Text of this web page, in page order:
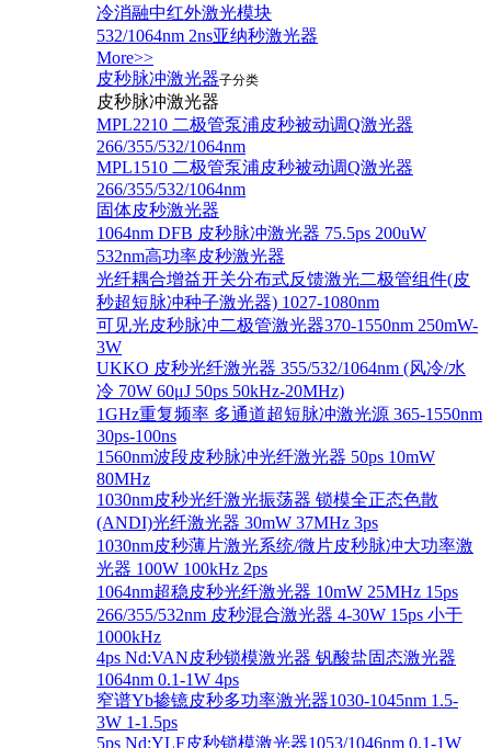
冷消融中红外激光模块
532/1064nm 2ns亚纳秒激光器
More>>
皮秒脉冲激光器子分类
皮秒脉冲激光器
​MPL2210 二极管泵浦皮秒被动调Q激光器
266/355/532/1064nm
MPL1510 二极管泵浦皮秒被动调Q激光器
266/355/532/1064nm
固体皮秒激光器
1064nm DFB 皮秒脉冲激光器 75.5ps 200uW
532nm高功率皮秒激光器
光纤耦合增益开关分布式反馈激光二极管组件(皮
秒超短脉冲种子激光器) 1027-1080nm
可见光皮秒脉冲二极管激光器370-1550nm 250mW-
3W
UKKO 皮秒光纤激光器 355/532/1064nm (风冷/水
冷 70W 60μJ 50ps 50kHz-20MHz)
1GHz重复频率 多通道超短脉冲激光源 365-1550nm
30ps-100ns
1560nm波段皮秒脉冲光纤激光器 50ps 10mW
80MHz
1030nm皮秒光纤激光振荡器 锁模全正态色散
(ANDI)光纤激光器 30mW 37MHz 3ps
1030nm皮秒薄片激光系统/微片皮秒脉冲大功率激
光器 100W 100kHz 2ps
1064nm超稳皮秒光纤激光器 10mW 25MHz 15ps
266/355/532nm 皮秒混合激光器 4-30W 15ps 小于
1000kHz
4ps Nd:VAN皮秒锁模激光器 钒酸盐固态激光器
1064nm 0.1-1W 4ps
窄谱Yb掺镱皮秒多功率激光器1030-1045nm 1.5-
3W 1-1.5ps
5ps Nd:YLF皮秒锁模激光器1053/1046nm 0.1-1W